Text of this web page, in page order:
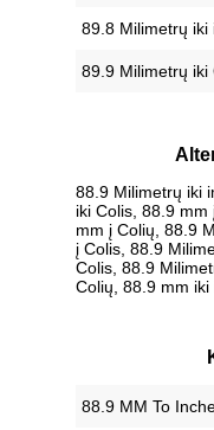
89.8 Milimetrų iki
89.9 Milimetrų iki
88.9 Milimetrų iki
iki Colis, 88.9
mm į Colių, 88.9
į Colis, 88.9
Colis, 88.9
Colių, 88.9 mm
‎88.9 MM To